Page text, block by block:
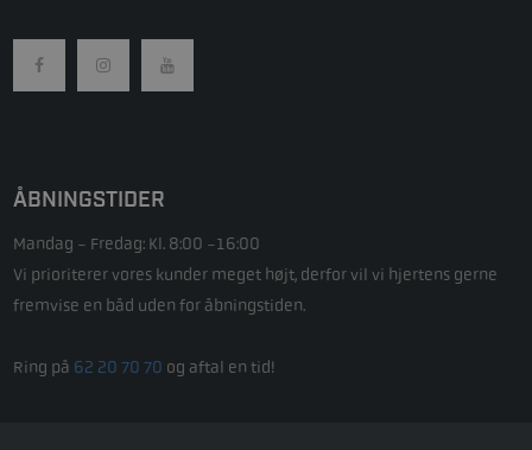
ÅBNINGSTIDER
Mandag - Fredag: Kl. 8:00 -16:00
Vi prioriterer vores kunder meget højt, derfor vil vi hjertens gerne
fremvise en båd uden for åbningstiden.
Ring på 62 20 70 70 og aftal en tid!